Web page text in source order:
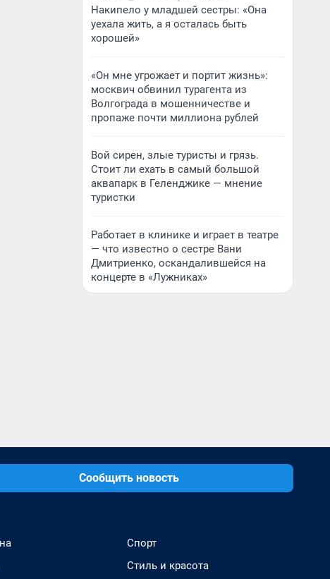
Накипело у младшей сестры: «Она
уехала жить, а я осталась быть
хорошей»
«Он мне угрожает и портит жизнь»:
москвич обвинил турагента из
Волгограда в мошенничестве и
пропаже почти миллиона рублей
Вой сирен, злые туристы и грязь.
Стоит ли ехать в самый большой
аквапарк в Геленджике — мнение
туристки
Работает в клинике и играет в театре
— что известно о сестре Вани
Дмитриенко, оскандалившейся на
концерте в «Лужниках»
Сообщить новость
Спорт
Стиль и красота